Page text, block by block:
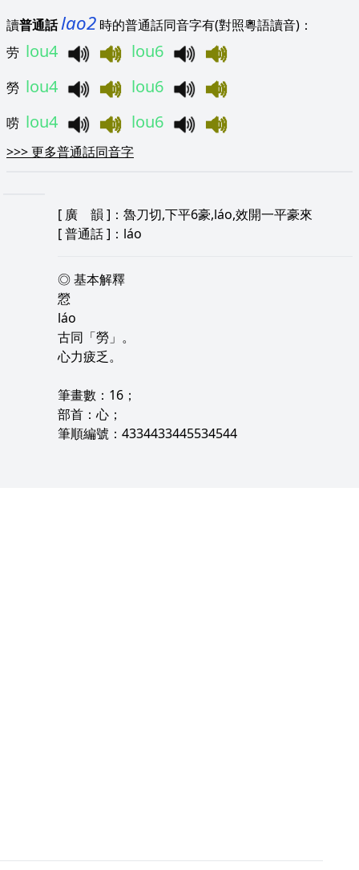
讀普通話lao2 時的普通話同音字有(對照粵語讀音)：
劳 lou4 lou6
勞 lou4 lou6
唠 lou4 lou6
>>>更多普通話同音字
[ 廣 韻 ]：魯刀切,下平6豪,láo,效開一平豪來
[普通話]：láo
◎ 基本解釋
憥
láo
古同「勞」。
心力疲乏。
筆畫數：16；
部首：心；
筆順編號：4334433445534544